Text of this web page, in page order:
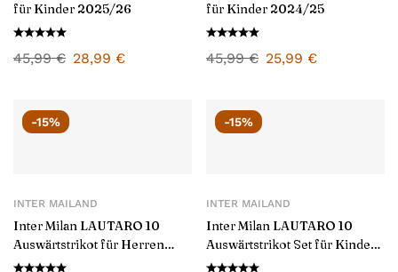
für Kinder 2025/26
45,99€ 28,99 €
für Kinder 2024/25
45,99€ 25,99 €
-15%
INTER MAILAND
Inter Milan LAUTARO 10
Auswärtstrikot für Herren
2025/26
-15%
INTER MAILAND
Inter Milan LAUTARO 10
Auswärtstrikot Set für Kinder
2025/26